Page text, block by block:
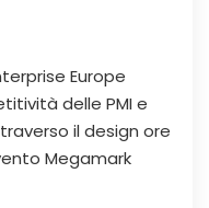
Europe
delle PMI e
il design ore
Megamark